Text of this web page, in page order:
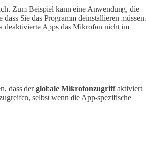
Zum Beispiel kann eine Anwendung, die
Sie das Programm deinstallieren müssen.
deaktivierte Apps das Mikrofon nicht im
dass derglobale Mikrofonzugriffaktiviert
selbst wenn die App-spezifische